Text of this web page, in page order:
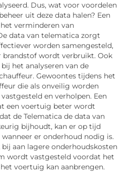
Dus, wat voor voordelen
uit deze data halen? Een
verminderen van
data van telematica zorgt
worden samengesteld,
brandstof wordt verbruikt. Ook
het analyseren van de
Gewoontes tijdens het
die als onveilig worden
en verholpen. Een
een voertuig beter wordt
de Telematica de data van
bijhoudt, kan er op tijd
er onderhoud nodig is.
aan lagere onderhoudskosten
wordt vastgesteld voordat het
voertuig kan aanbrengen.